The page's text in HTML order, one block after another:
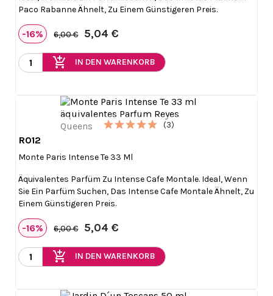
Paco Rabanne Ähnelt, Zu Einem Günstigeren Preis.
-16% 6,00 € 5,04 €
add_shopping_cart IN DEN WARENKORB
R012
Monte Paris Intense Te 33 Ml
Äquivalentes Parfüm Zu Intense Cafe Montale. Ideal, Wenn
Sie Ein Parfüm Suchen, Das Intense Cafe Montale Ähnelt, Zu
Einem Günstigeren Preis.
-16% 6,00 € 5,04 €
add_shopping_cart IN DEN WARENKORB
(3)